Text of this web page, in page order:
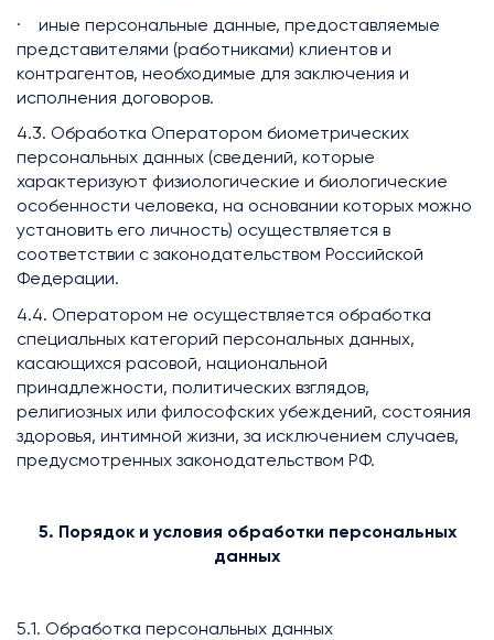
· иные персональные данные, предоставляемые
представителями (работниками) клиентов и
контрагентов, необходимые для заключения и
исполнения договоров.
4.3. Обработка Оператором биометрических
персональных данных (сведений, которые
характеризуют физиологические и биологические
особенности человека, на основании которых можно
установить его личность) осуществляется в
соответствии с законодательством Российской
Федерации.
4.4. Оператором не осуществляется обработка
специальных категорий персональных данных,
касающихся расовой, национальной
принадлежности, политических взглядов,
религиозных или философских убеждений, состояния
здоровья, интимной жизни, за исключением случаев,
предусмотренных законодательством РФ.
5. Порядок и условия обработки персональных
данных
5.1. Обработка персональных данных